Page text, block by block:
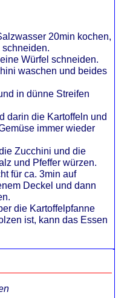
20min kochen,
Würfel schneiden.
waschen und beides
in dünne Streifen
darin die Kartoffeln und
immer wieder
Zucchini und die
und Pfeffer würzen.
für ca. 3min auf
Deckel und dann
die Kartoffelpfanne
ist, kann das Essen